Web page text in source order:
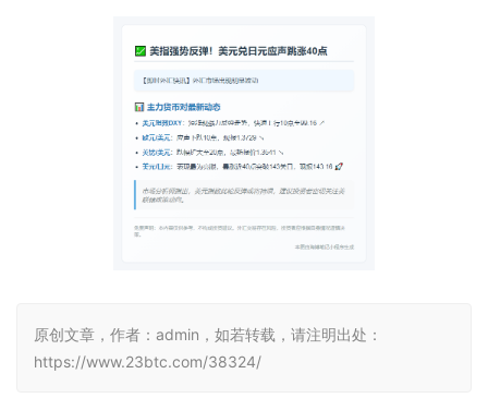
原创文章，作者：admin，如若转载，请注明出处：
https://www.23btc.com/38324/